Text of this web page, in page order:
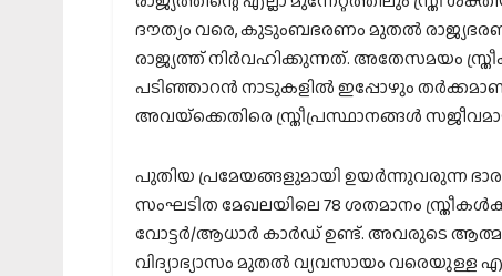
ദൗത്യം വരെ, കുടുംബഭരണം മുതല്‍
രാജ്യത്ത് നിര്‍വഹിക്കുന്നത്. അതേസമയം
പടിഞ്ഞാറന്‍ നാടുകളില്‍ ഇപ്പോഴും
അവയ്‌ക്കെതിരെ സ്ത്രീപ്രസ്ഥാനങ്ങള്‍
പുതിയ പ്രമേയങ്ങളുമായി ഉയര്‍ന്നുവരുന്ന
സംഘടിത മേഖലയിലെ 78 ശതമാനം
വോട്ടര്‍/ആധാര്‍ കാര്‍ഡ് ഉണ്ട്. അവരുടെ
വിദ്യാഭ്യാസം മുതല്‍ വ്യവസായം വരെയുള്ള